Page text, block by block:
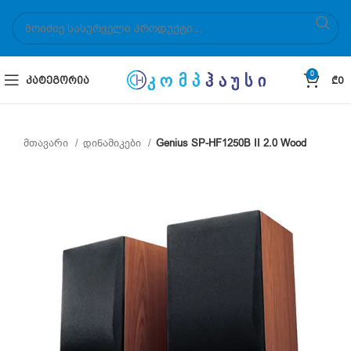
ᲙᲐᲢᲔᲒᲝᲠᲘᲐ
0
₾0
მთავარი დინამიკები Genius SP-HF1250B II 2.0 Wood